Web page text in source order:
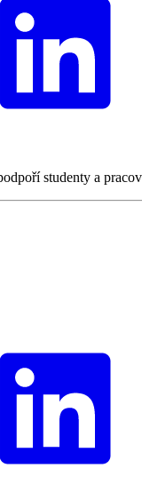
studenty a